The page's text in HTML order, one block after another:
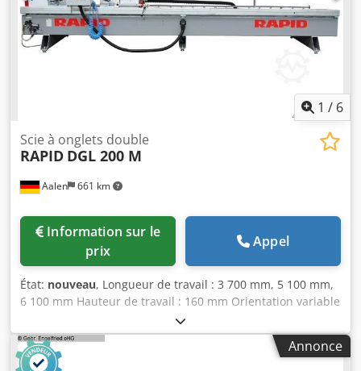
1 / 6
Aalen 661 km
Scie à onglets double
RAPID DGL 200 M
prix
Appel
État: nouveau, Longueur de travail : 3 700 mm, 5 100 mm,
6 100 mm Hauteur de travail : 160 mm Orientation variable
: oui Rapid DGL 200 M Scie à double onglet ----- Avec lame
de scie diamètre 500 mm, réglage manuel de la longueur
avec affichage digital, orientation pneumatique à 45° et
Annonce